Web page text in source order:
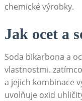
chemické výrobky.
Jak ocet a
Soda bikarbona a⁣
⁤vlastnostmi.​
a ​jejich kombinace
uvolňuje oxid⁤